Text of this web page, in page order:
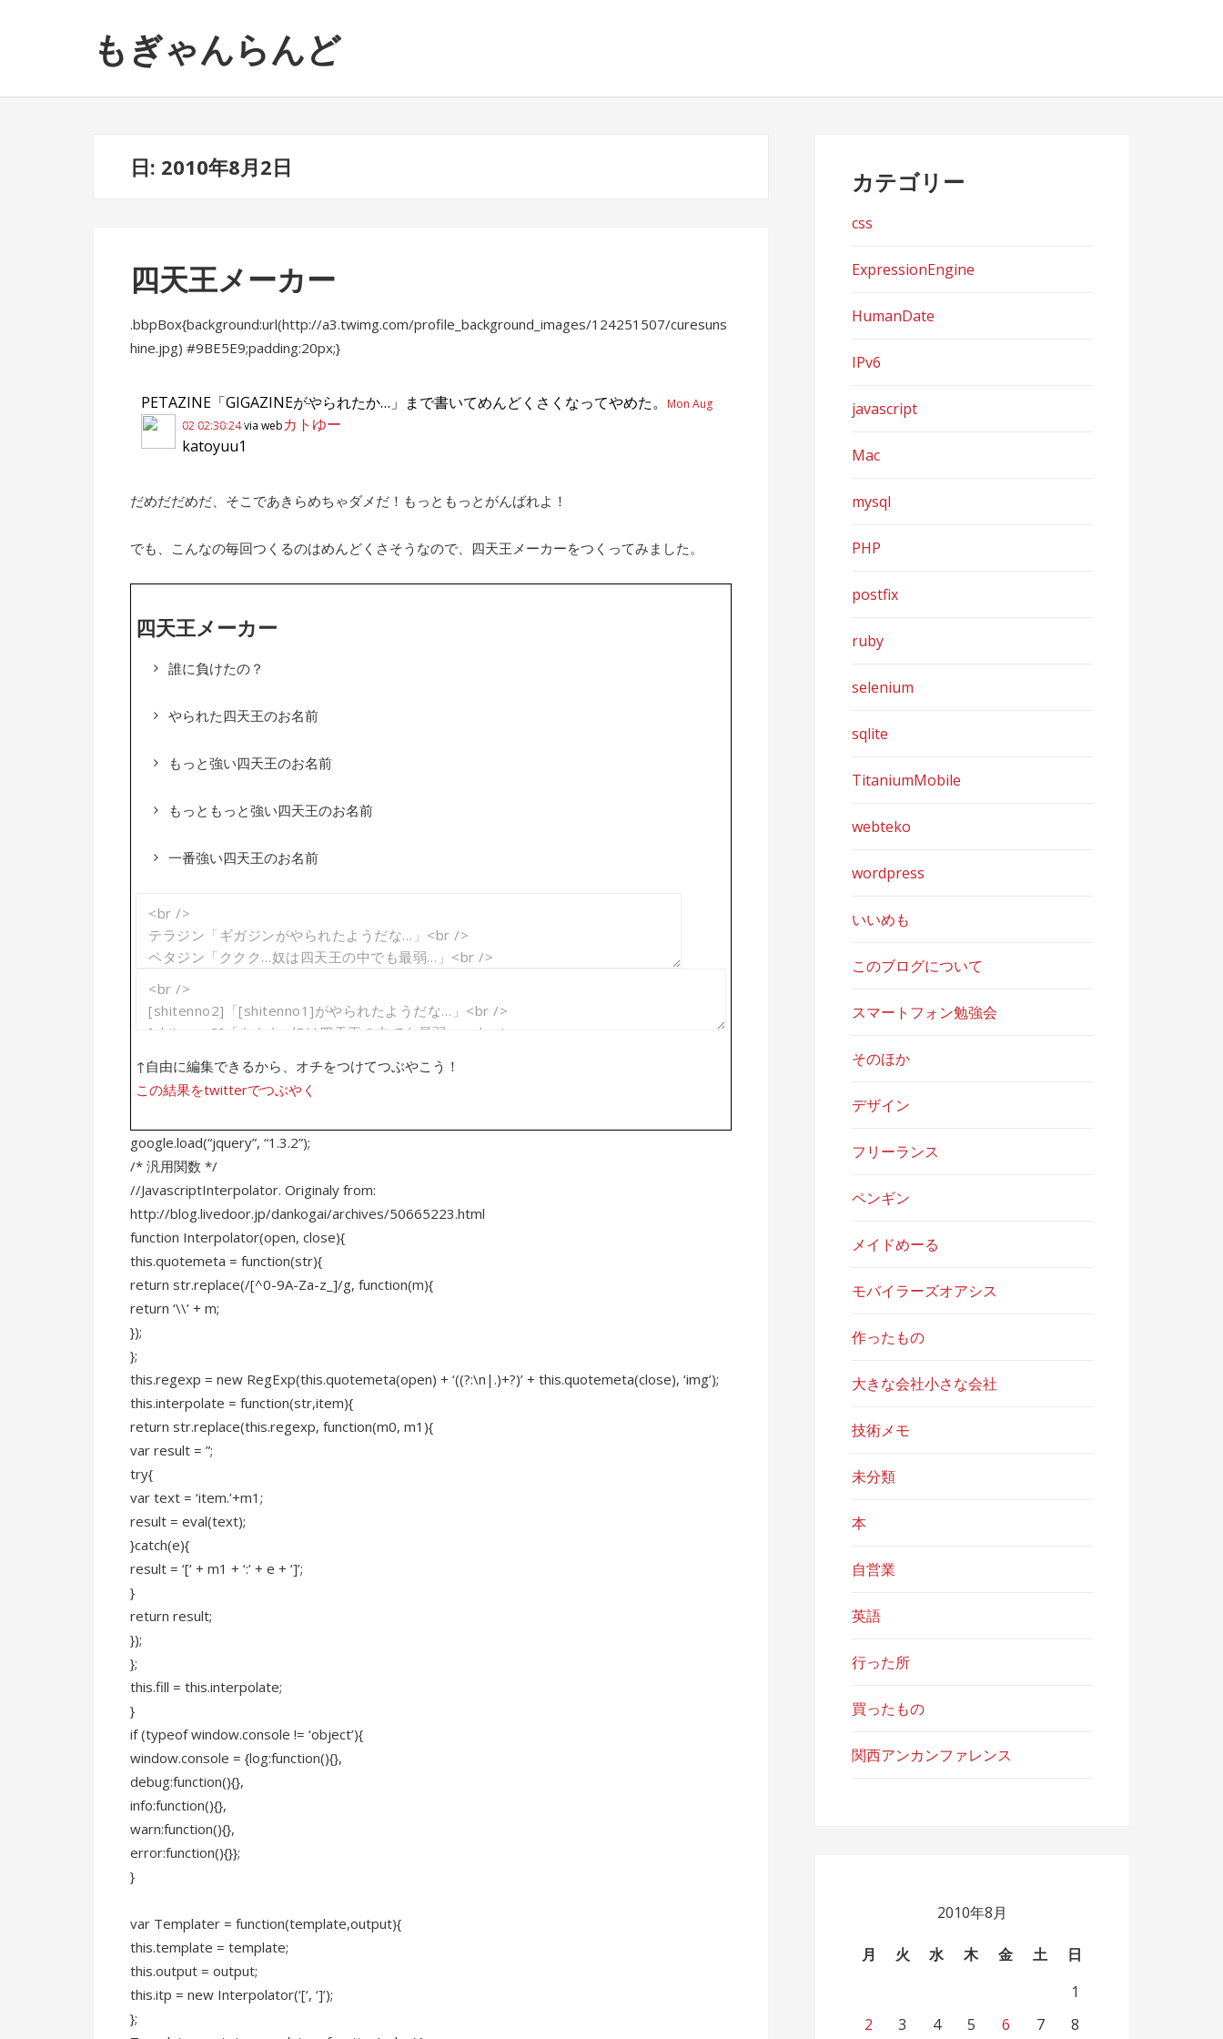
ビ
ゲ
ン
テ
もぎゃんらんど
日: 2010年8月2日
四天王メーカー
.bbpBox{background:url(http://a3.twimg.com/profile_background_images/124251507/curesuns
hine.jpg) #9BE5E9;padding:20px;}
PETAZINE「GIGAZINEがやられたか…」まで書いてめんどくさくなってやめた。
Mon Aug
02 02:30:24via webカトゆー
katoyuu1
だめだだめだ、そこであきらめちゃダメだ！もっともっとがんばれよ！
でも、こんなの毎回つくるのはめんどくさそうなので、四天王メーカーをつくってみました。
四天王メーカー
誰に負けたの？
やられた四天王のお名前
もっと強い四天王のお名前
もっともっと強い四天王のお名前
一番強い四天王のお名前
↑自由に編集できるから、オチをつけてつぶやこう！
この結果をtwitterでつぶやく
google.load(“jquery”, “1.3.2”);
/* 汎用関数 */
//JavascriptInterpolator. Originaly from:
http://blog.livedoor.jp/dankogai/archives/50665223.html
function Interpolator(open, close){
this.quotemeta = function(str){
return str.replace(/[^0-9A-Za-z_]/g, function(m){
return ‘\\’ + m;
});
};
this.regexp = new RegExp(this.quotemeta(open) + ‘((?:\n|.)+?)’ + this.quotemeta(close), ‘img’);
this.interpolate = function(str,item){
return str.replace(this.regexp, function(m0, m1){
var result = ”;
try{
var text = ‘item.’+m1;
result = eval(text);
}catch(e){
result = ‘[‘ + m1 + ‘:’ + e + ‘]’;
}
return result;
});
};
this.fill = this.interpolate;
}
if (typeof window.console != ‘object’){
window.console = {log:function(){},
debug:function(){},
info:function(){},
warn:function(){},
error:function(){}};
}
var Templater = function(template,output){
this.template = template;
this.output = output;
this.itp = new Interpolator(‘[‘, ‘]’);
};
カテゴリー
css
ExpressionEngine
HumanDate
IPv6
javascript
Mac
mysql
PHP
postfix
ruby
selenium
sqlite
TitaniumMobile
webteko
wordpress
いいめも
このブログについて
スマートフォン勉強会
そのほか
デザイン
フリーランス
ペンギン
メイドめーる
モバイラーズオアシス
作ったもの
大きな会社小さな会社
技術メモ
未分類
本
自営業
英語
行った所
買ったもの
関西アンカンファレンス
2010年8月
月 火 水 木 金 土
日
1
2
3 4 5 6 7 8